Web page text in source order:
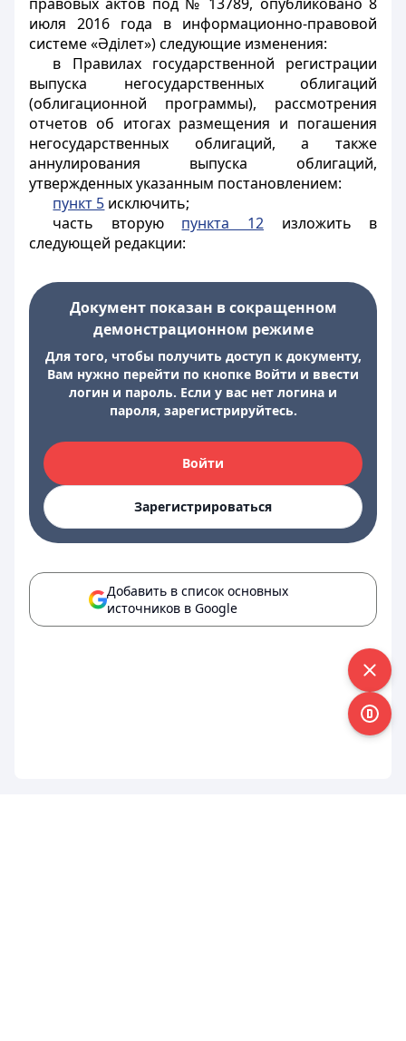
июля 2016 года в информационно-правовой
системе «Әділет») следующие изменения:
в Правилах государственной регистрации
выпуска негосударственных облигаций
(облигационной программы), рассмотрения
отчетов об итогах размещения и погашения
негосударственных облигаций, а также
аннулирования выпуска облигаций,
утвержденных указанным постановлением:
пункт 5 исключить;
часть вторую пункта 12 изложить в
следующей редакции:
Документ показан в сокращенном
демонстрационном режиме
Для того, чтобы получить доступ к документу,
Вам нужно перейти по кнопке Войти и ввести
логин и пароль. Если у вас нет логина и
пароля, зарегистрируйтесь.
Войти
Зарегистрироваться
Добавить в список основных
источников в Google